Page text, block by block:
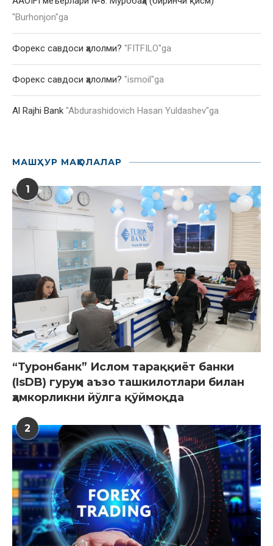
"Burhonjon"ga
Форекс савдоси ҳалолми? "FITFILO"ga
Форекс савдоси ҳалолми? "ismoil"ga
Al Rajhi Bank "Abdurashidovich Hasan Yuldashev"ga
МАШҲУР МАҚОЛАЛАР
1
“Туронбанк” Ислом тараққиёт банки
(IsDB) гуруҳи аъзо ташкилотлари билан
ҳамкорликни йўлга қўймоқда
2